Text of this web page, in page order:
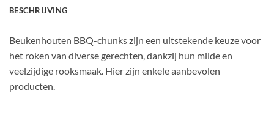
BESCHRIJVING
Beukenhouten BBQ-chunks zijn een uitstekende keuze voor
het roken van diverse gerechten, dankzij hun milde en
veelzijdige rooksmaak. Hier zijn enkele aanbevolen
producten.